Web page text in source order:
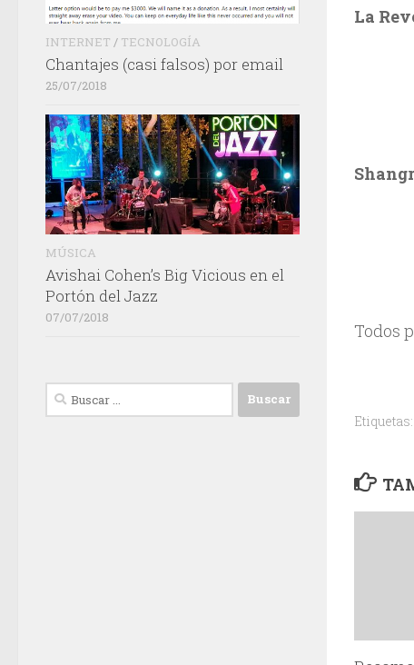
La
Todos
Etiquetas:
INTERNET / TECNOLOGÍA
Chantajes (casi falsos) por email
25/07/2018
MÚSICA
Avishai Cohen’s Big Vicious en el
Portón del Jazz
07/07/2018
Buscar: